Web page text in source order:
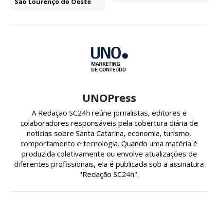
UNOPress
A Redação SC24h reúne jornalistas, editores e
colaboradores responsáveis pela cobertura diária de
notícias sobre Santa Catarina, economia, turismo,
comportamento e tecnologia. Quando uma matéria é
produzida coletivamente ou envolve atualizações de
diferentes profissionais, ela é publicada sob a assinatura
"Redação SC24h".